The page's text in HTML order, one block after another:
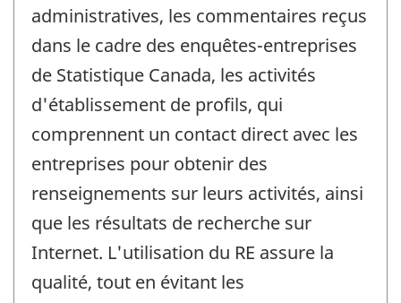
administratives, les commentaires reçus
dans le cadre des enquêtes-entreprises
de Statistique Canada, les activités
d'établissement de profils, qui
comprennent un contact direct avec les
entreprises pour obtenir des
renseignements sur leurs activités, ainsi
que les résultats de recherche sur
Internet. L'utilisation du RE assure la
qualité, tout en évitant les